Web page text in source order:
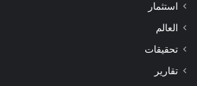
استثمار
العالم
تحقيقات
تقارير